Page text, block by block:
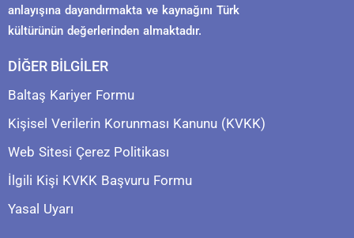
anlayışına dayandırmakta ve kaynağını Türk
kültürünün değerlerinden almaktadır.
DİĞER BİLGİLER
Baltaş Kariyer Formu
Kişisel Verilerin Korunması Kanunu (KVKK)
Web Sitesi Çerez Politikası
İlgili Kişi KVKK Başvuru Formu
Yasal Uyarı